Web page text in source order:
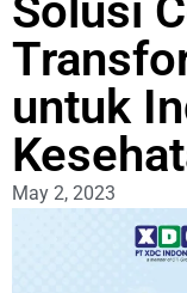
Solusi
untuk
May 2, 2023